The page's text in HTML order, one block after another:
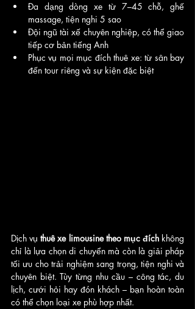
Đa dạng dòng xe từ 7–45 chỗ, ghế
massage, tiện nghi 5 sao
Đội ngũ tài xế chuyên nghiệp, có thể giao
tiếp cơ bản tiếng Anh
Phục vụ mọi mục đích thuê xe: từ sân bay
đến tour riêng và sự kiện đặc biệt
Dịch vụ thuê xe limousine theo mục đích không
chỉ là lựa chọn di chuyển mà còn là giải pháp
tối ưu cho trải nghiệm sang trọng, tiện nghi và
chuyên biệt. Tùy từng nhu cầu – công tác, du
lịch, cưới hỏi hay đón khách – bạn hoàn toàn
có thể chọn loại xe phù hợp nhất.